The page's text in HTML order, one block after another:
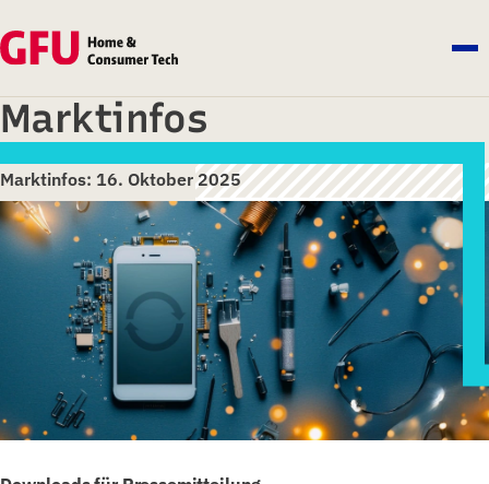
Marktinfos
Marktinfos: 16. Oktober 2025